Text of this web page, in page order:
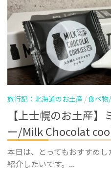
旅行記：北海道のお土産 /食べ物
【上士幌のお土産
ー/Milk Chocolat
本日は、とってもおすすめ
紹介したいです。...